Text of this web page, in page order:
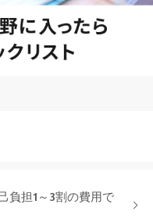
負担1～3割の費用で